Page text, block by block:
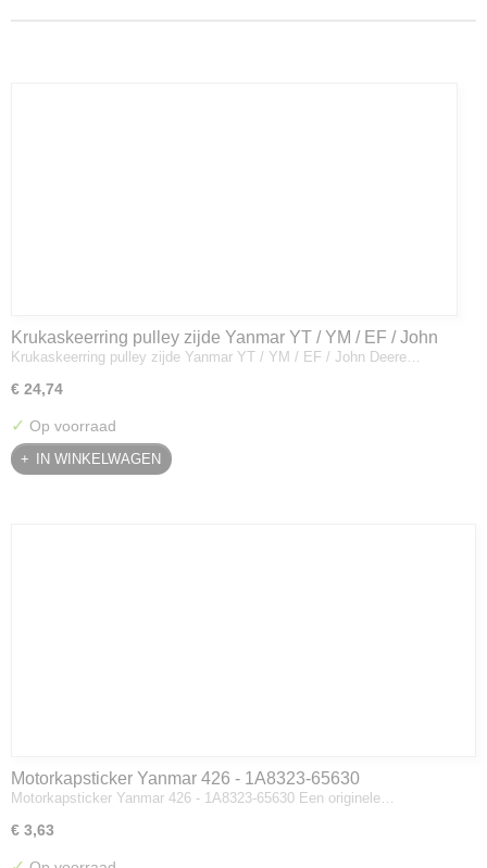
Krukaskeerring pulley zijde Yanmar YT / YM / EF / John
Deere - 119934-01800
Krukaskeerring pulley zijde Yanmar YT / YM / EF / John Deere…
€ 24,74
✓ Op voorraad
IN WINKELWAGEN
Motorkapsticker Yanmar 426 - 1A8323-65630
Motorkapsticker Yanmar 426 - 1A8323-65630 Een originele…
€ 3,63